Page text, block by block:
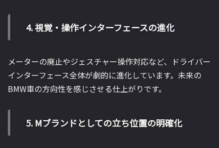
4. 視覚・操作インターフェースの進化
メーターの廃止やジェスチャー操作対応など、ドライバー
インターフェース全体が劇的に進化しています。未来の
BMW車の方向性を感じさせる仕上がりです。
5. Mブランドとしての立ち位置の明確化